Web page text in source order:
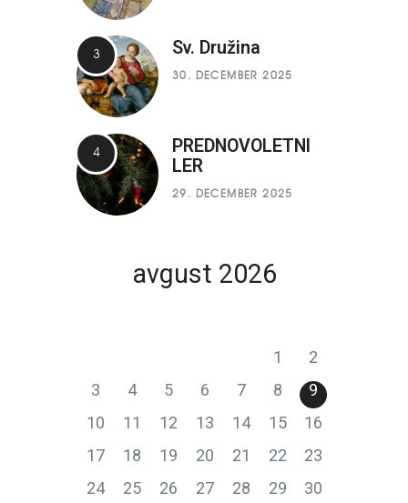
Sv. Družina
30. DECEMBER 2025
PREDNOVOLETNI
LER
29. DECEMBER 2025
avgust 2026
1
2
3
4 5 6 7 8
9
10
11 12 13 14 15
16
17
18 19 20 21 22
23
24
25 26 27 28 29 30